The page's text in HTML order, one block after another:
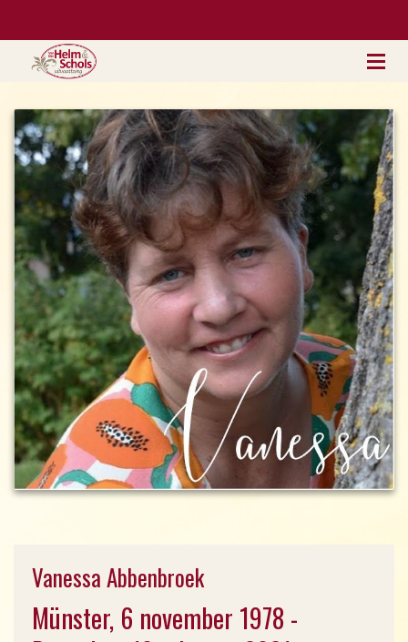
Vanessa Abbenbroek
Münster, 6 november 1978 -